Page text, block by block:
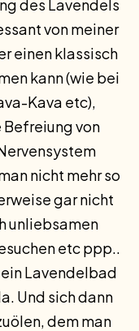
des Lavendels
von meiner
einen klassisch
kann (wie bei
Kava etc),
Befreiung von
nicht mehr so
gar nicht
unliebsamen
etc ppp..
Lavendelbad
Und sich dann
dem man